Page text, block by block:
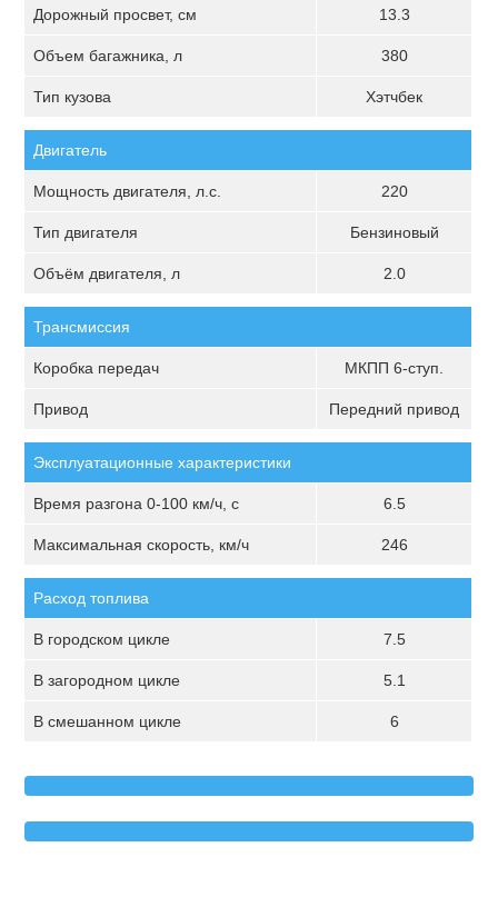
Дорожный просвет, см 13.3
Объем багажника, л 380
Тип кузова Хэтчбек
Двигатель
Мощность двигателя, л.с. 220
Тип двигателя Бензиновый
Объём двигателя, л 2.0
Трансмиссия
Коробка передач МКПП 6-ступ.
Привод Передний привод
Эксплуатационные характеристики
Время разгона 0-100 км/ч, с 6.5
Максимальная скорость, км/ч 246
Расход топлива
В городском цикле 7.5
В загородном цикле 5.1
В смешанном цикле 6